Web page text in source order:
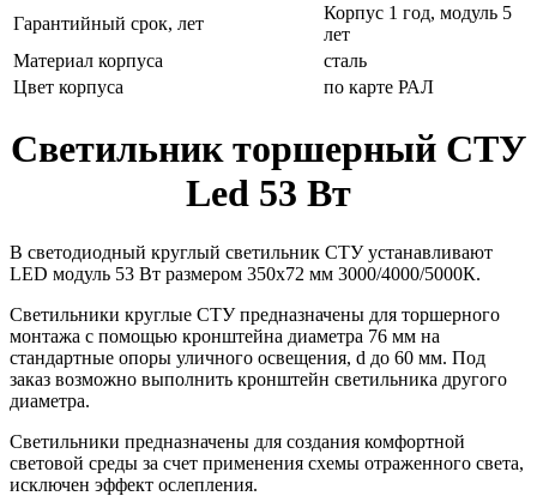
Гарантийный срок, лет
Корпус 1 год, модуль 5
лет
Материал корпуса
сталь
Цвет корпуса
по карте РАЛ
Светильник торшерный СТУ
Led 53 Вт
В светодиодный круглый светильник СТУ устанавливают
LED модуль 53 Вт размером 350х72 мм 3000/4000/5000К.
Светильники круглые СТУ предназначены для торшерного
монтажа с помощью кронштейна диаметра 76 мм на
стандартные опоры уличного освещения, d до 60 мм. Под
заказ возможно выполнить кронштейн светильника другого
диаметра.
Светильники предназначены для создания комфортной
световой среды за счет применения схемы отраженного света,
исключен эффект ослепления.